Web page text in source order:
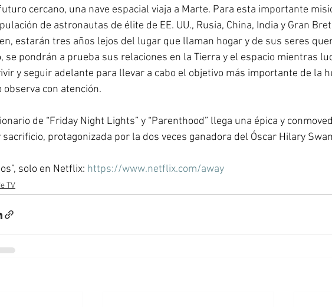
cercano, una nave espacial viaja a Marte. Para esta importante
de astronautas de élite de EE. UU., Rusia, China, India y Gran
estarán tres años lejos del lugar que llaman hogar y de sus seres
se pondrán a prueba sus relaciones en la Tierra y el espacio mientras
y seguir adelante para llevar a cabo el objetivo más importante de la
observa con atención.
de “Friday Night Lights” y “Parenthood” llega una épica y
sacrificio, protagonizada por la dos veces ganadora del Óscar Hilary
solo en Netflix: https://www.netflix.com/away
TV